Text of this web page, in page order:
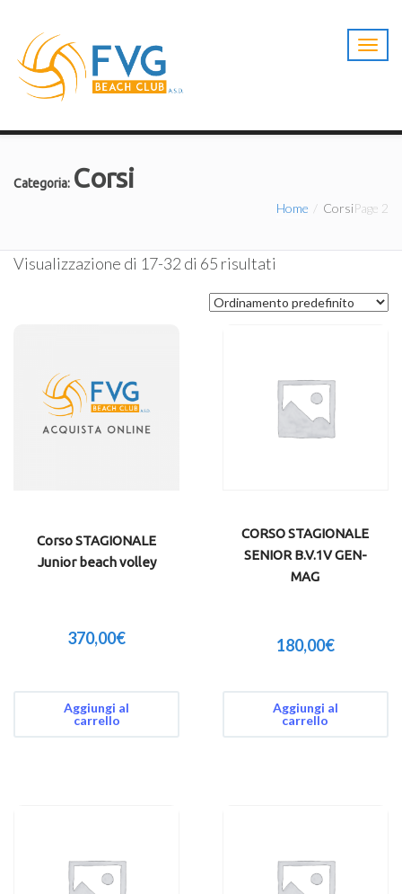
T
o
e
i
o
n
Categoria: Corsi
Home CorsiPage 2
Visualizzazione di 17-32 di 65 risultati
Corso STAGIONALE
Junior beach volley
370,00€
Aggiungi al
carrello
CORSO STAGIONALE
SENIOR B.V.1V GEN-
MAG
180,00€
Aggiungi al
carrello